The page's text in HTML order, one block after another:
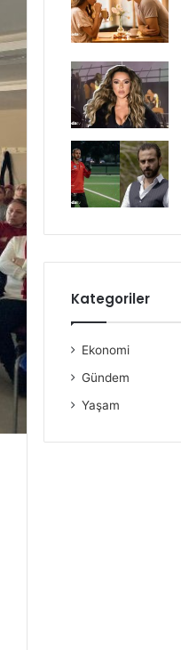
Kategoriler
Ekonomi
Gündem
Yaşam